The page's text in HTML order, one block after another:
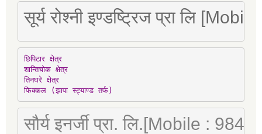
सूर्य रोश्नी इण्डष्ट्रिज प्रा लि
छिपिटार क्षेत्र
शान्तिचोक क्षेत्र
तिनघरे क्षेत्र
फिक्कल (झापा स्ट्याण्ड तर्फ)
सौर्य इनर्जी प्रा. लि.[Mobile :